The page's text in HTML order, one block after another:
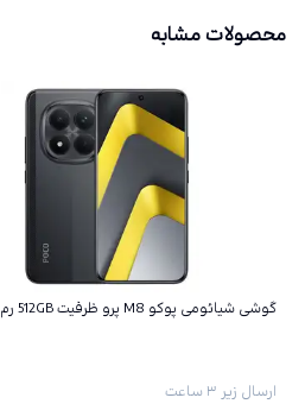
محصولات مشابه
گوشی شیائومی پوکو M8 پرو ظرفیت 512GB رم 12GB
ارسال زیر ۳ ساعت